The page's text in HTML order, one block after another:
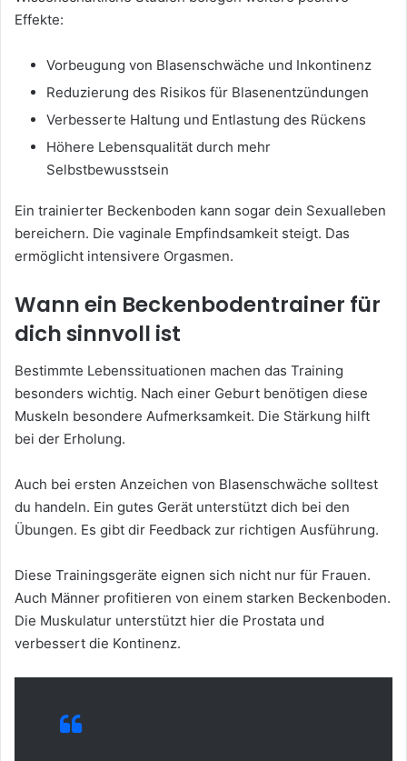
Effekte:
Vorbeugung von Blasenschwäche und Inkontinenz
Reduzierung des Risikos für Blasenentzündungen
Verbesserte Haltung und Entlastung des Rückens
Höhere Lebensqualität durch mehr
Selbstbewusstsein
Ein trainierter Beckenboden kann sogar dein Sexualleben
bereichern. Die vaginale Empfindsamkeit steigt. Das
ermöglicht intensivere Orgasmen.
Wann ein Beckenbodentrainer für
dich sinnvoll ist
Bestimmte Lebenssituationen machen das Training
besonders wichtig. Nach einer Geburt benötigen diese
Muskeln besondere Aufmerksamkeit. Die Stärkung hilft
bei der Erholung.
Auch bei ersten Anzeichen von Blasenschwäche solltest
du handeln. Ein gutes Gerät unterstützt dich bei den
Übungen. Es gibt dir Feedback zur richtigen Ausführung.
Diese Trainingsgeräte eignen sich nicht nur für Frauen.
Auch Männer profitieren von einem starken Beckenboden.
Die Muskulatur unterstützt hier die Prostata und
verbessert die Kontinenz.